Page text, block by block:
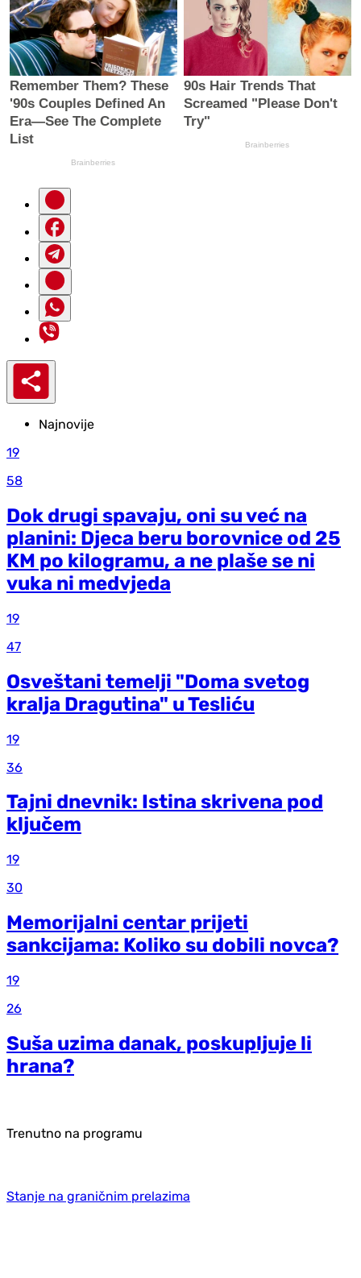
Najnovije
19
58
Dok drugi spavaju, oni su već na
planini: Djeca beru borovnice od 25
KM po kilogramu, a ne plaše se ni
vuka ni medvjeda
19
47
Osveštani temelji "Doma svetog
kralja Dragutina" u Tesliću
19
36
Tajni dnevnik: Istina skrivena pod
ključem
19
30
Memorijalni centar prijeti
sankcijama: Koliko su dobili novca?
19
26
Suša uzima danak, poskupljuje li
hrana?
Trenutno na programu
Stanje na graničnim prelazima